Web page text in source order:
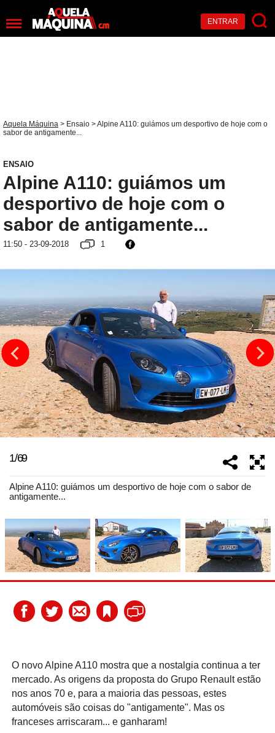
ENTRAR
Aquela Máquina > Ensaio > Alpine A110: guiámos um desportivo de hoje com o
sabor de antigamente...
ENSAIO
Alpine A110: guiámos um
desportivo de hoje com o
sabor de antigamente...
11:50 - 23-09-2018 1
1/69
Alpine A110: guiámos um desportivo de hoje com o sabor de
antigamente...
O novo Alpine A110 mostra que a nostalgia continua a ter
mercado. As origens da proposta do Grupo Renault estão
nos anos 70 e, para a maioria das pessoas, estes
automóveis são coisas do "antigamente". Mas os
franceses arriscaram... e ganharam!